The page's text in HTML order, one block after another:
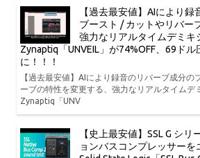
【過去最安値】AIにより
ブースト / カットやリバー
強力なリアルタイムデミキ
Zynaptiq「UNVEIL」が74%OFF、69ド
に！！！
【過去最安値】AIにより録音のリバーブ成分の
ーブの特性を変更する、強力なリアルタイムデ
Zynaptiq「UNV
【史上最安値】SSL G シ
ョンバスコンプレッサーを